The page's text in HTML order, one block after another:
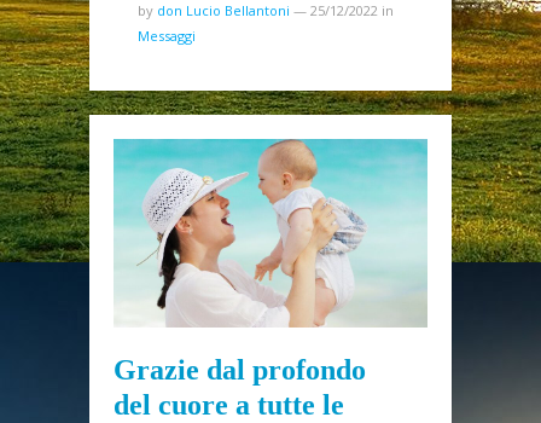
by don Lucio Bellantoni — 25/12/2022 in
Messaggi
Grazie dal profondo
del cuore a tutte le